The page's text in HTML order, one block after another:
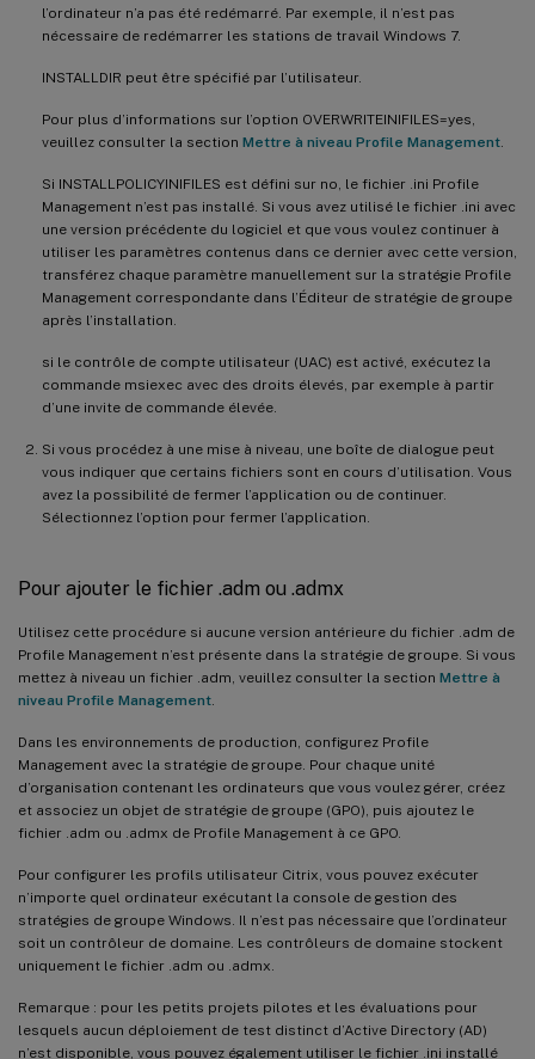
l’ordinateur n’a pas été redémarré. Par exemple, il n’est pas
nécessaire de redémarrer les stations de travail Windows 7.
INSTALLDIR peut être spécifié par l’utilisateur.
Pour plus d’informations sur l’option OVERWRITEINIFILES=yes,
veuillez consulter la section Mettre à niveau Profile Management
Si INSTALLPOLICYINIFILES est défini sur no, le fichier .ini Profile
Management n’est pas installé. Si vous avez utilisé le fichier .ini avec
une version précédente du logiciel et que vous voulez continuer à
utiliser les paramètres contenus dans ce dernier avec cette version,
transférez chaque paramètre manuellement sur la stratégie Profile
Management correspondante dans l’Éditeur de stratégie de groupe
après l’installation.
si le contrôle de compte utilisateur (UAC) est activé, exécutez la
commande msiexec avec des droits élevés, par exemple à partir
d’une invite de commande élevée.
Si vous procédez à une mise à niveau, une boîte de dialogue peut
vous indiquer que certains fichiers sont en cours d’utilisation. Vous
avez la possibilité de fermer l’application ou de continuer.
Sélectionnez l’option pour fermer l’application.
Pour ajouter le fichier .adm ou .admx
Utilisez cette procédure si aucune version antérieure du fichier .adm de
Profile Management n’est présente dans la stratégie de groupe. Si vous
mettez à niveau un fichier .adm, veuillez consulter la section Mettre à
niveau Profile Management
Dans les environnements de production, configurez Profile
Management avec la stratégie de groupe. Pour chaque unité
d’organisation contenant les ordinateurs que vous voulez gérer, créez
et associez un objet de stratégie de groupe (GPO), puis ajoutez le
fichier .adm ou .admx de Profile Management à ce GPO.
Pour configurer les profils utilisateur Citrix, vous pouvez exécuter
n’importe quel ordinateur exécutant la console de gestion des
stratégies de groupe Windows. Il n’est pas nécessaire que l’ordinateur
soit un contrôleur de domaine. Les contrôleurs de domaine stockent
uniquement le fichier .adm ou .admx.
Remarque : pour les petits projets pilotes et les évaluations pour
lesquels aucun déploiement de test distinct d’Active Directory (AD)
n’est disponible, vous pouvez également utiliser le fichier .ini installé